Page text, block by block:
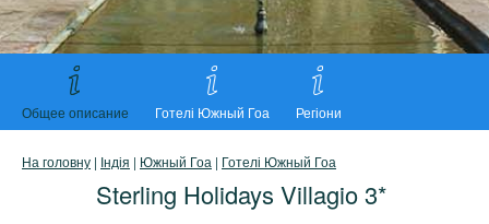
Общее описание Готелі Южный Гоа Регіони
На головну | Індія | Южный Гоа | Готелі Южный Гоа
Sterling Holidays Villagio 3*